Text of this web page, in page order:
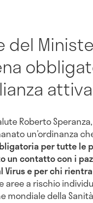
del
attiva
Roberto
un’ordinanza
per tutte le
un contatto con i
Viruse per chi
aree a rischio
mondiale della